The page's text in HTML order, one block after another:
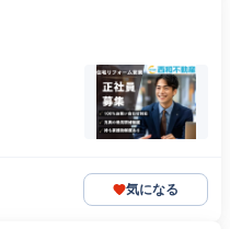
気になる